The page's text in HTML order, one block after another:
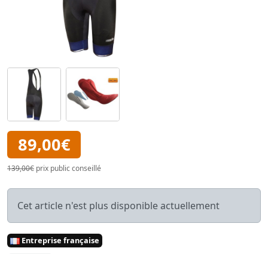
89,00€
139,00€ prix public conseillé
Cet article n'est plus disponible actuellement
Entreprise française